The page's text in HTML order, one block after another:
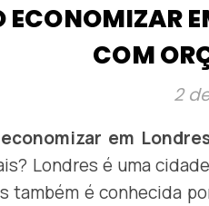
COM
2
em
Londres é uma
também é conhecida